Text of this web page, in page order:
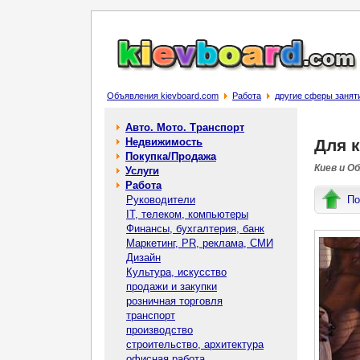
Объявления kievboard.com Работа другие сферы
Авто. Мото. Транспорт
Недвижимость
Покупка/Продажа
Услуги
Работа
Руководители
IT, телеком, компьютеры
Финансы, бухгалтерия, банк
Маркетинг, PR, реклама, СМИ
Дизайн
Культура, искусство
продажи и закупки
розничная торговля
транспорт
производство
строительство, архитектура
Для
Киев и